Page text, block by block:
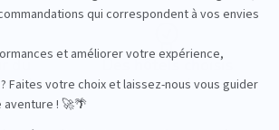
du
Des hôtels choisis
avec soin